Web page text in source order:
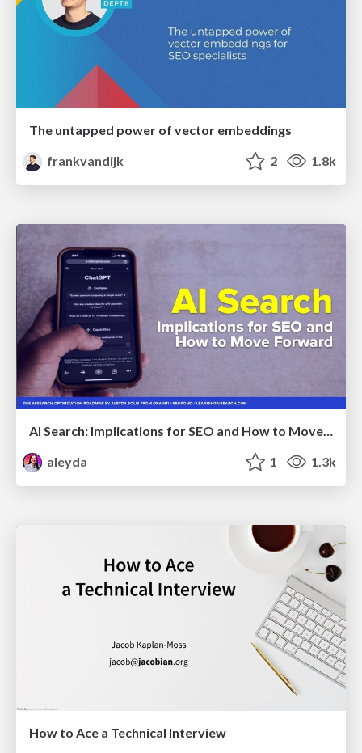
The untapped power of vector embeddings
frankvandijk
2 1.8k
AI Search: Implications for SEO and How to Move Forward - #ShenzhenSEOConference
aleyda
1 1.3k
How to Ace a Technical Interview